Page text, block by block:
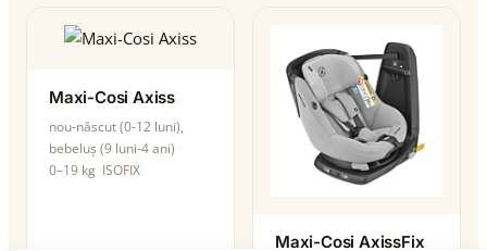
Maxi-Cosi Axiss
nou-născut (0-12 luni),
bebeluș (9 luni-4 ani)
0–19 kg ISOFIX
Maxi-Cosi AxissFix